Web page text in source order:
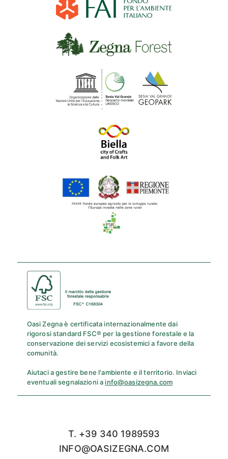
Oasi Zegna è certificata internazionalmente dai
rigorosi standard FSC® per la gestione forestale e la
conservazione dei servizi ecosistemici a favore della
comunità.
Aiutaci a gestire bene l'ambiente e il territorio. Inviaci
eventuali segnalazioni a info@oasizegna.com
T. +39 340 1989593
INFO@OASIZEGNA.COM